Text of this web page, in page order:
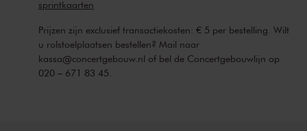
sprintkaarten
Prijzen zijn exclusief transactiekosten: € 5 per bestelling. Wilt
u rolstoelplaatsen bestellen? Mail naar
kassa@concertgebouw.nl of bel de Concertgebouwlijn op
020 – 671 83 45.